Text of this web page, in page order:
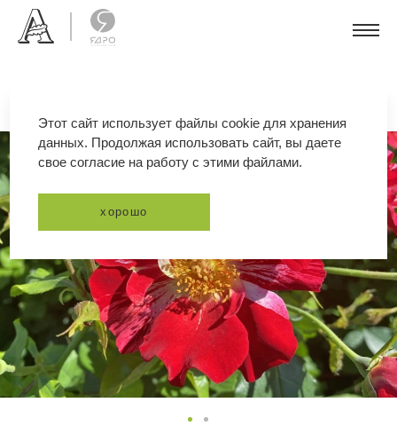
Этот сайт использует файлы cookie для хранения
данных. Продолжая использовать сайт, вы даете
свое согласие на работу с этими файлами.
хорошо